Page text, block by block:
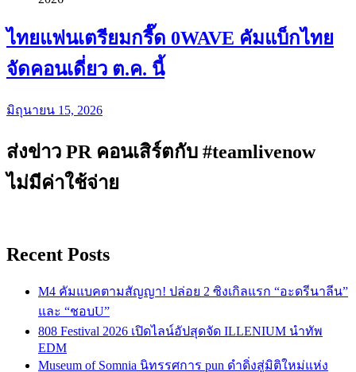
ไทยแฟนเตรียมกรี๊ด 0WAVE คัมแบ็กไทย
จัดคอนเดี่ยว ต.ค. นี้
มิถุนายน 15, 2026
ส่งข่าว PR คอนเสิร์ตกับ #teamlivenow
ไม่มีค่าใช้จ่าย
Recent Posts
M4 คัมแบคตามสัญญา! ปล่อย 2 ซิงเกิลแรก “อะดรีนาลีน”
และ “ชอบU”
808 Festival 2026 เปิดไลน์อัปสุดจัด ILLENIUM นำทัพ
EDM
Museum of Somnia นิทรรศการ pun ดำดิ่งสู่มิติใหม่แห่ง